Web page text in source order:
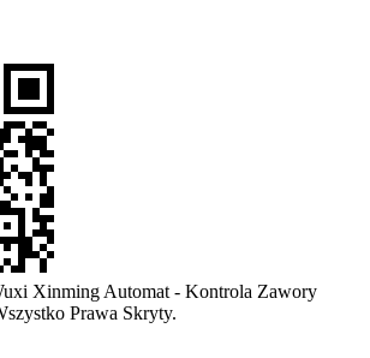
Xinming Automat - Kontrola Zawory
Prawa Skryty.